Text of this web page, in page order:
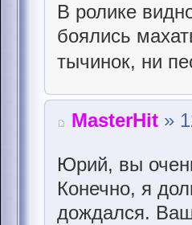
В ролике
боялись
тычинок, ни
MasterHit »
Юрий, вы
Конечно, я
дождался.